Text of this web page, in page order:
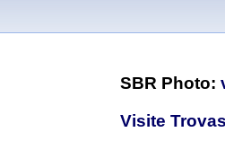
SBR Photo:
Visite